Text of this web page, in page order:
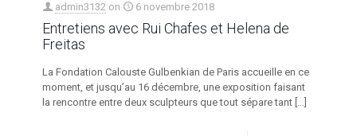
admin3132 on 6 novembre 2018
Entretiens avec Rui Chafes et Helena de
Freitas
La Fondation Calouste Gulbenkian de Paris accueille en ce
moment, et jusqu’au 16 décembre, une exposition faisant
la rencontre entre deux sculpteurs que tout sépare tant […]